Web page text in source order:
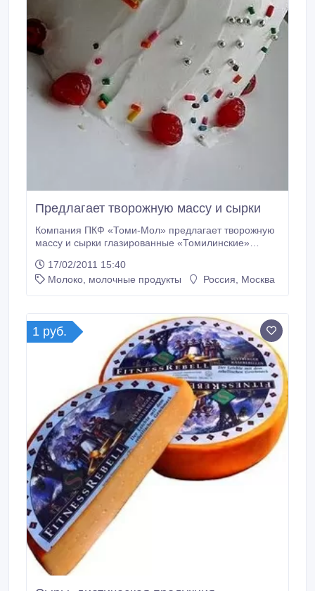
Предлагает творожную массу и сырки
Компания ПКФ «Томи-Мол» предлагает творожную
массу и сырки глазированные «Томилинские»
работает на рынке творожных продуктов 9 лет
Сейчас для Вас выпускается 29 различных вкусов
17/02/2011 15:40
Молоко, молочные продукты
Россия, Москва
1 руб.